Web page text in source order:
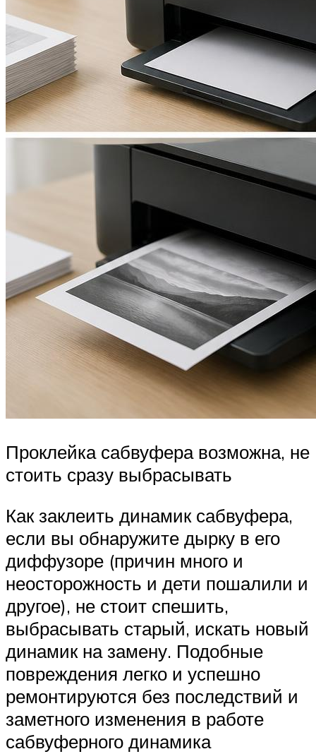
Проклейка сабвуфера возможна, не
стоить сразу выбрасывать
Как заклеить динамик сабвуфера,
если вы обнаружите дырку в его
диффузоре (причин много и
неосторожность и дети пошалили и
другое), не стоит спешить,
выбрасывать старый, искать новый
динамик на замену. Подобные
повреждения легко и успешно
ремонтируются без последствий и
заметного изменения в работе
сабвуферного динамика